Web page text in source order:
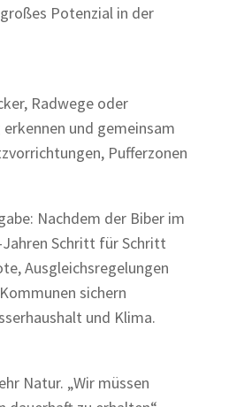
Potenzial in der
Radwege oder
und gemeinsam
Pufferzonen
Nachdem der Biber im
Schritt für Schritt
Ausgleichsregelungen
sichern
und Klima.
Natur. „Wir müssen